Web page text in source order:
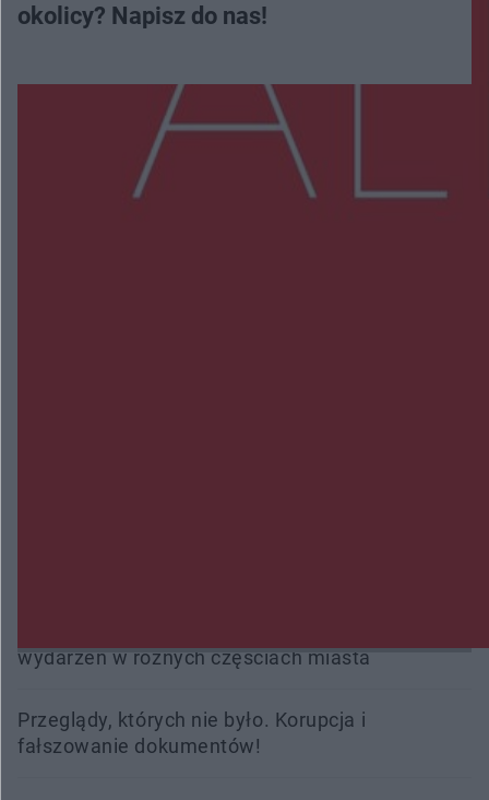
okolicy? Napisz do nas!
Więcej
wydarzeń w różnych częściach miasta
Przeglądy, których nie było. Korupcja i
fałszowanie dokumentów!